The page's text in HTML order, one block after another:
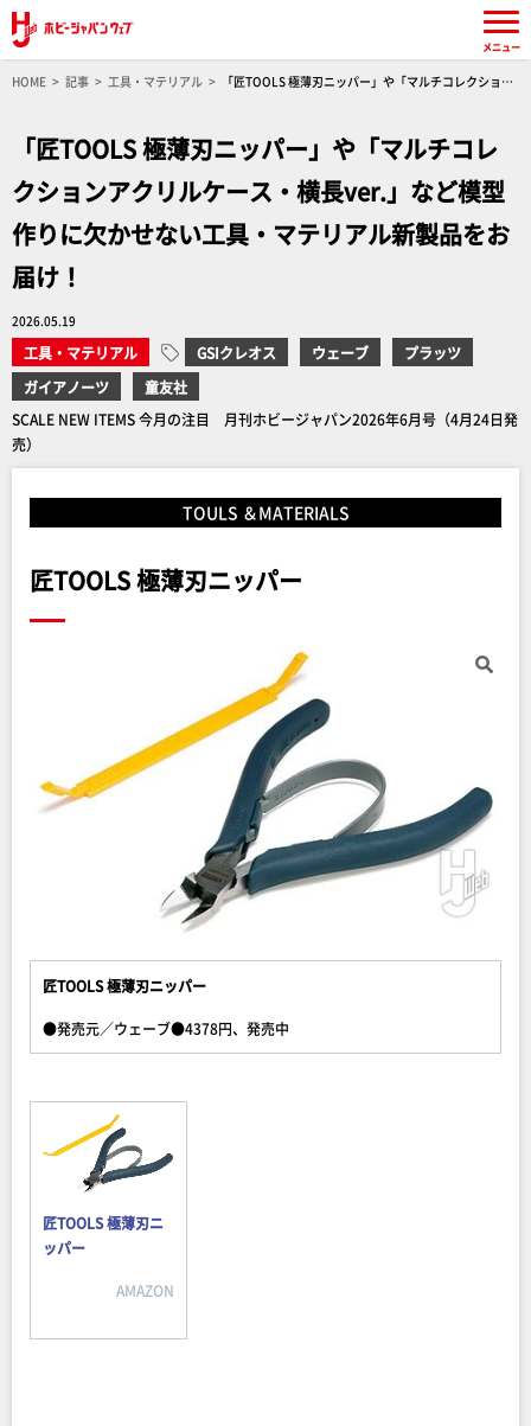
HOME 記事 工具・マテリアル
「匠TOOLS 極薄刃ニッパー」や「マルチコレクション
「匠TOOLS 極薄刃ニッパー」や「マルチコレ
クションアクリルケース・横長ver.」など模型
作りに欠かせない工具・マテリアル新製品をお
届け！
2026.05.19
工具・マテリアル GSIクレオス ウェーブ
プラッツ
ガイアノーツ
童友社
SCALE NEW ITEMS 今月の注目 月刊ホビージャパン2026年6月号（4月24日発
売）
TOULS ＆MATERIALS
匠TOOLS 極薄刃ニッパー
匠TOOLS 極薄刃ニッパー
●発売元／ウェーブ●4378円、発売中
匠TOOLS 極薄刃ニ
ッパー
AMAZON
メニュー